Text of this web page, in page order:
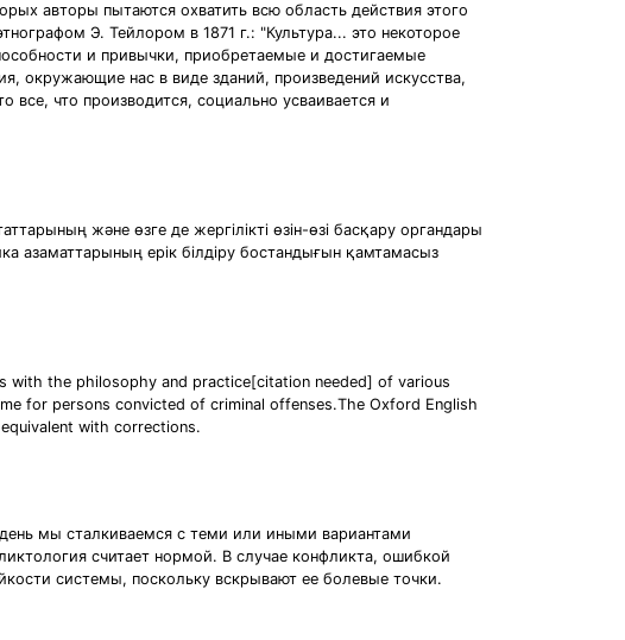
авторы пытаются охватить всю область действия этого
Э. Тейлором в 1871 г.: "Культура... это некоторое
и привычки, приобретаемые и достигаемые
окружающие нас в виде зданий, произведений искусства,
все, что производится, социально усваивается и
және өзге де жергiлiктi өзiн-өзi басқару органдары
азаматтарының ерiк бiлдiру бостандығын қамтамасыз
with the philosophy and practice[citation needed] of various
for persons convicted of criminal offenses.The Oxford English
with corrections.
мы сталкиваемся с теми или иными вариантами
считает нормой. В случае конфликта, ошибкой
системы, поскольку вскрывают ее болевые точки.